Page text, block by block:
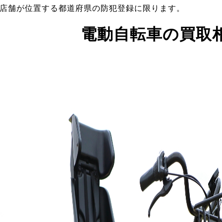
舗が位置する都道府県の防犯登録に限ります。
電動自転車の買取